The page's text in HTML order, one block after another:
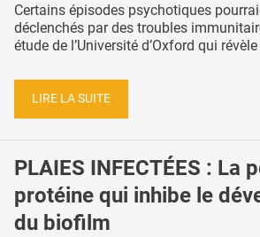
Certains épisodes psychotiques
déclenchés par des troubles
étude de l’Université d’Oxford qui
LIRE LA SUITE
PLAIES INFECTÉES : La
protéine qui inhibe le
du biofilm